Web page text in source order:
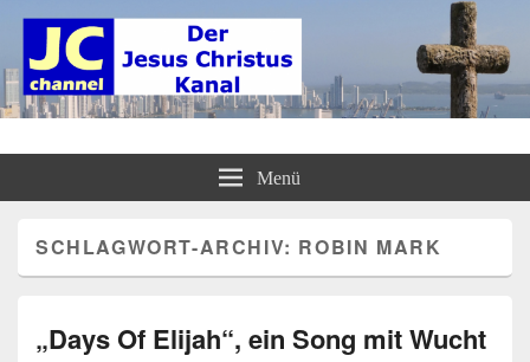
JC channel – Der Jesus Christus
Kanal
Menü
SCHLAGWORT-ARCHIV: ROBIN MARK
„Days Of Elijah“, ein Song mit Wucht